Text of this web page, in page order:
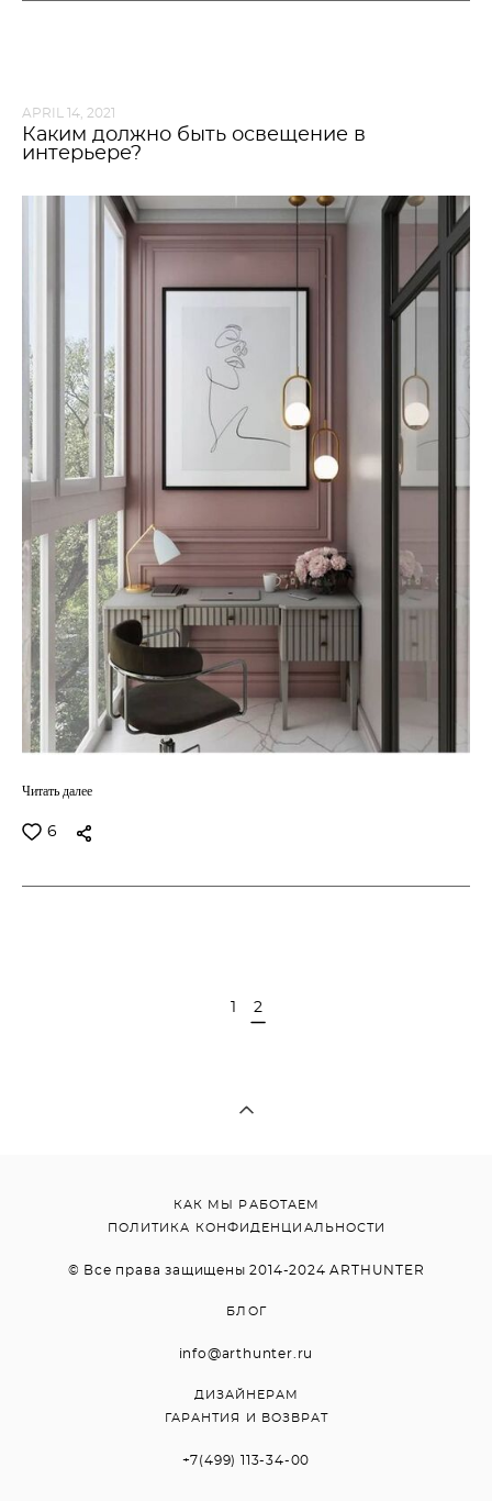
Каким должно быть освещение в
интерьере?
APRIL 14, 2021
Читать далее
6
2
КАК МЫ РАБОТАЕМ
ПОЛИТИКА КОНФИДЕНЦИАЛЬНОСТИ
© Все права защищены 2014-2024 ARTHUNTER
БЛОГ
info@arthunter.ru
ДИЗАЙНЕРАМ
ГАРАНТИЯ И ВОЗВРАТ
+7(499) 113-34-00